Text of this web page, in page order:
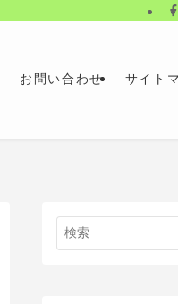
お問い合わせ サイト